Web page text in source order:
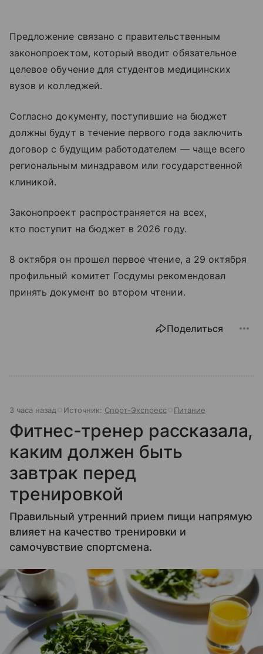
Предложение связано с правительственным
законопроектом, который вводит обязательное
целевое обучение для студентов медицинских
вузов и колледжей.
Согласно документу, поступившие на бюджет
должны будут в течение первого года заключить
договор с будущим работодателем — чаще всего
региональным минздравом или государственной
клиникой.
Законопроект распространяется на всех,
кто поступит на бюджет в 2026 году.
8 октября он прошел первое чтение, а 29 октября
профильный комитет Госдумы рекомендовал
принять документ во втором чтении.
Поделиться
3 часа назад Источник: Спорт-Экспресс Питание
Фитнес-тренер рассказала,
каким должен быть
завтрак перед
тренировкой
Правильный утренний прием пищи напрямую
влияет на качество тренировки и
самочувствие спортсмена.